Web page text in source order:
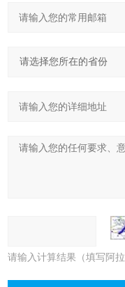
请输入计算结果（填写阿